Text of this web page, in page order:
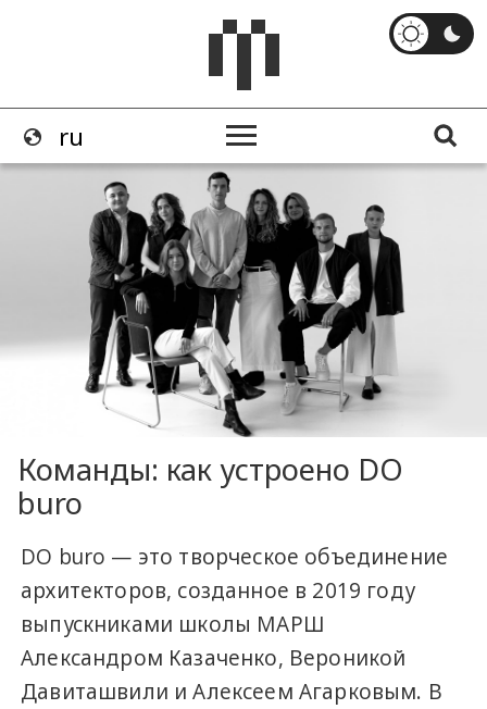
Команды: как устроено DO
buro
DO buro — это творческое объединение
архитекторов, созданное в 2019 году
выпускниками школы МАРШ
Александром Казаченко, Вероникой
Давиташвили и Алексеем Агарковым. В